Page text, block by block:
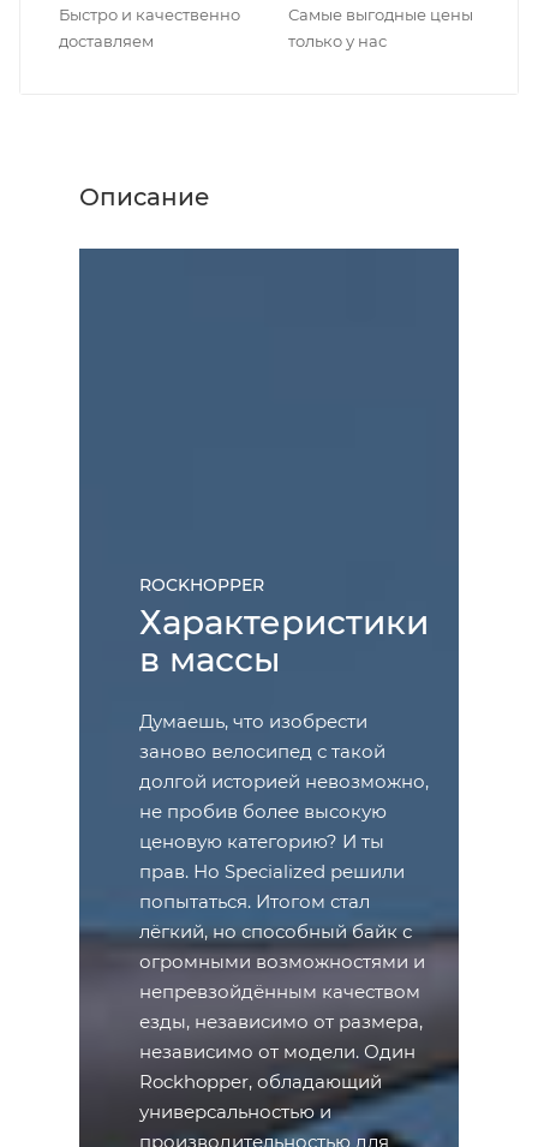
Быстро и качественно
доставляем
Самые выгодные цены
только у нас
Описание
ROCKHOPPER
Характеристики
в массы
Думаешь, что изобрести
заново велосипед с такой
долгой историей невозможно,
не пробив более высокую
ценовую категорию? И ты
прав. Но Specialized решили
попытаться. Итогом стал
лёгкий, но способный байк с
огромными возможностями и
непревзойдённым качеством
езды, независимо от размера,
независимо от модели. Один
Rockhopper, обладающий
универсальностью и
производительностью для